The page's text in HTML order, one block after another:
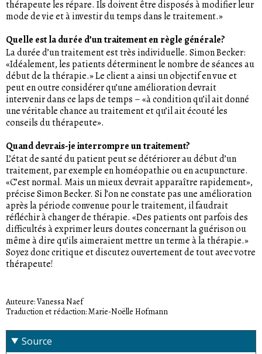
thérapeute les répare. Ils doivent être disposés à modifier leur
mode de vie et à investir du temps dans le traitement.»
Quelle est la durée d’un traitement en règle générale?
La durée d’un traitement est très individuelle. Simon Becker:
«Idéalement, les patients déterminent le nombre de séances au
début de la thérapie.» Le client a ainsi un objectif en vue et
peut en outre considérer qu’une amélioration devrait
intervenir dans ce laps de temps – «à condition qu’il ait donné
une véritable chance au traitement et qu’il ait écouté les
conseils du thérapeute».
Quand devrais-je interrompre un traitement?
L’état de santé du patient peut se détériorer au début d’un
traitement, par exemple en homéopathie ou en acupuncture.
«C’est normal. Mais un mieux devrait apparaître rapidement»,
précise Simon Becker. Si l’on ne constate pas une amélioration
après la période convenue pour le traitement, il faudrait
réfléchir à changer de thérapie. «Des patients ont parfois des
difficultés à exprimer leurs doutes concernant la guérison ou
même à dire qu’ils aimeraient mettre un terme à la thérapie.»
Soyez donc critique et discutez ouvertement de tout avec votre
thérapeute!
Auteure: Vanessa Naef
Traduction et rédaction: Marie-Noëlle Hofmann
Source